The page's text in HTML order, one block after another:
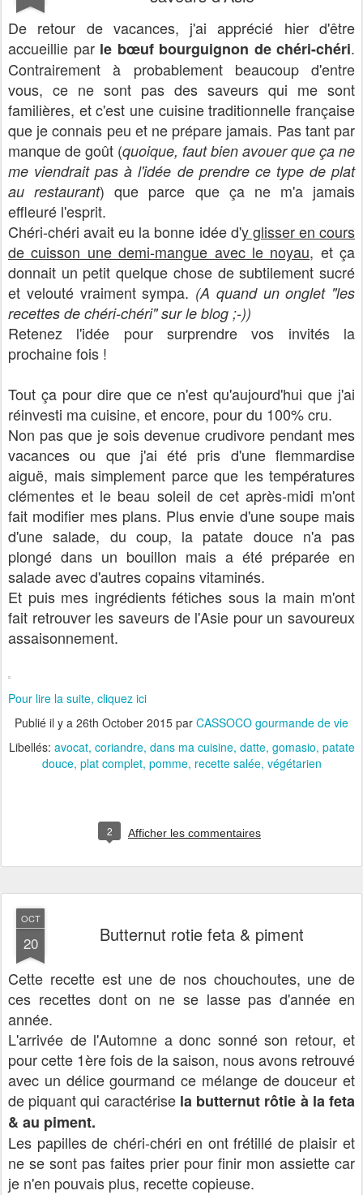
De retour de vacances, j'ai apprécié hier d'être
accueillie par le bœuf bourguignon de chéri-chéri.
Contrairement à probablement beaucoup d'entre
vous, ce ne sont pas des saveurs qui me sont
familières, et c'est une cuisine traditionnelle française
que je connais peu et ne prépare jamais. Pas tant par
manque de goût (quoique, faut bien avouer que ça ne
me viendrait pas à l'idée de prendre ce type de plat
au restaurant) que parce que ça ne m'a jamais
effleuré l'esprit.
Chéri-chéri avait eu la bonne idée d'y glisser en cours
de cuisson une demi-mangue avec le noyau, et ça
donnait un petit quelque chose de subtilement sucré
et velouté vraiment sympa. (A quand un onglet "les
recettes de chéri-chéri"sur le blog ;-))
Retenez l'idée pour surprendre vos invités la
prochaine fois !
Tout ça pour dire que ce n'est qu'aujourd'hui que j'ai
réinvesti ma cuisine, et encore, pour du 100% cru.
Non pas que je sois devenue crudivore pendant mes
vacances ou que j'ai été pris d'une flemmardise
aiguë, mais simplement parce que les températures
clémentes et le beau soleil de cet après-midi m'ont
fait modifier mes plans. Plus envie d'une soupe mais
d'une salade, du coup, la patate douce n'a pas
plongé dans un bouillon mais a été préparée en
salade avec d'autres copains vitaminés.
Et puis mes ingrédients fétiches sous la main m'ont
fait retrouver les saveurs de l'Asie pour un savoureux
assaisonnement.
Pour lire la suite, cliquez ici
Publié il y a 26th October 2015 par CASSOCO gourmande de vie
Libellés: avocat coriandre dans ma cuisine datte gomasio patate
douce plat complet pomme recette salée végétarien
2 Afficher les commentaires
OCT
20 Butternut rotie feta & piment
Cette recette est une de nos chouchoutes, une de
ces recettes dont on ne se lasse pas d'année en
année.
L'arrivée de l'Automne a donc sonné son retour, et
pour cette 1ère fois de la saison, nous avons retrouvé
avec un délice gourmand ce mélange de douceur et
de piquant qui caractérise la butternut rôtie à la feta
& au piment.
Les papilles de chéri-chéri en ont frétillé de plaisir et
ne se sont pas faites prier pour finir mon assiette car
je n'en pouvais plus, recette copieuse.